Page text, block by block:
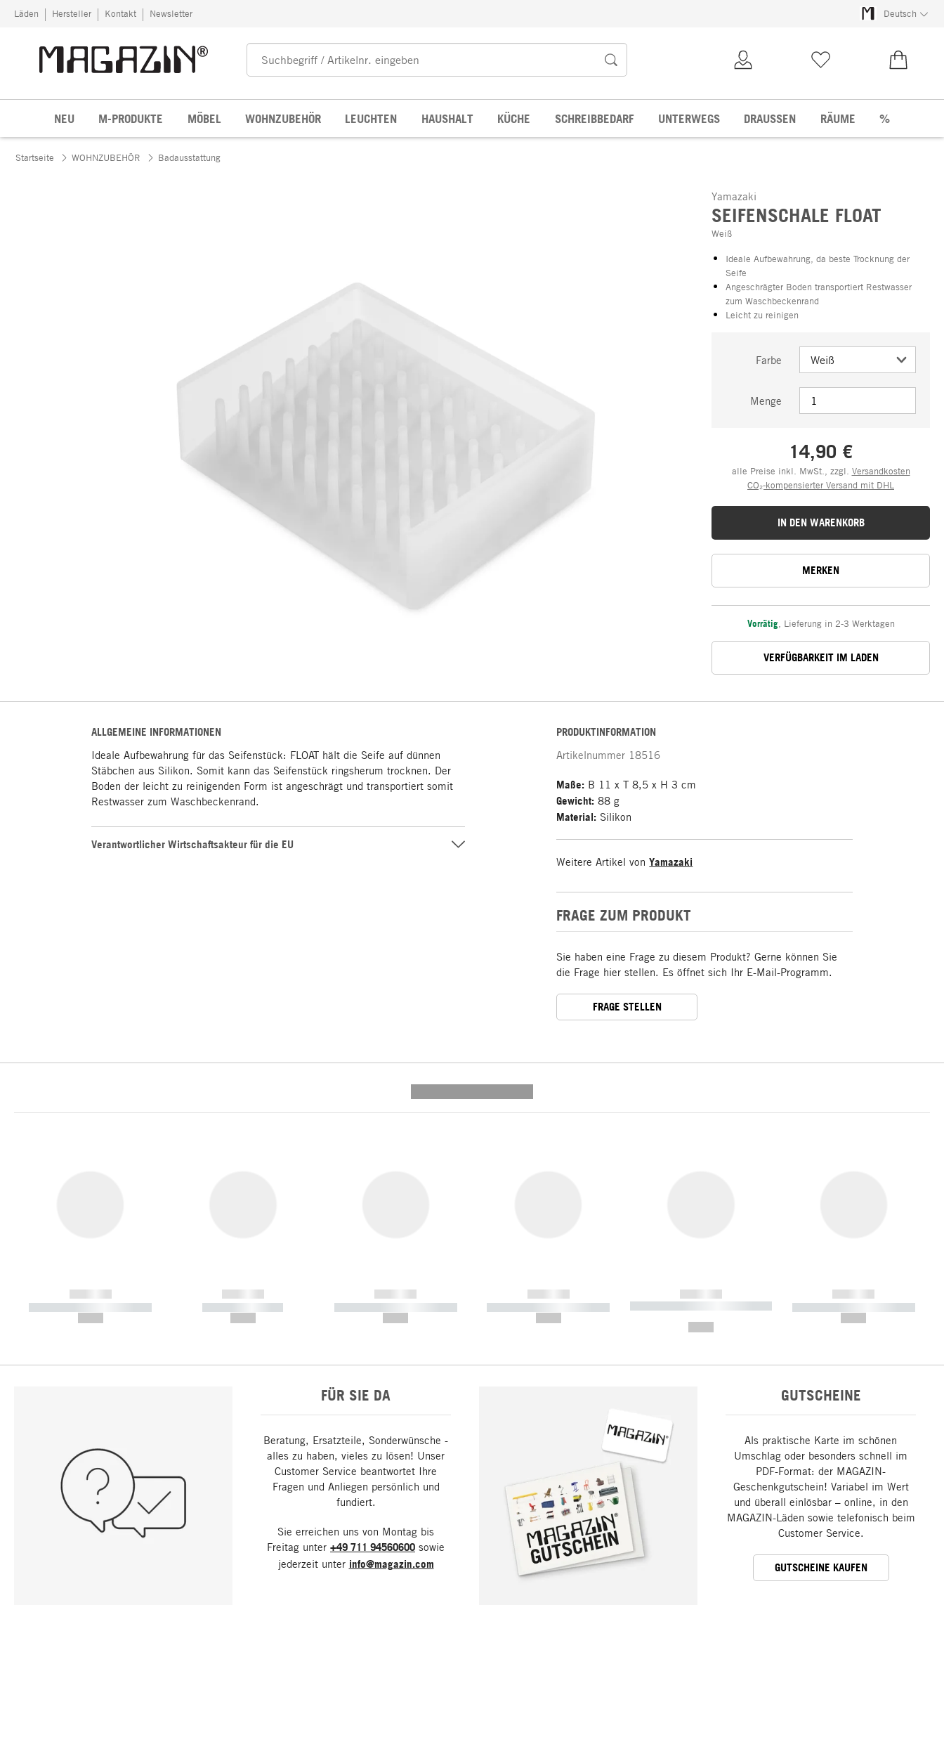
Zum Inhalt springen
Läden Hersteller Kontakt Newsletter Deutsch
NEU M-PRODUKTE MÖBEL WOHNZUBEHÖR LEUCHTEN HAUSHALT KÜCHE SCHREIBBEDARF UNTERWEGS DRAUSSEN RÄUME %
Startseite WOHNZUBEHÖR Badausstattung
Yamazaki
SEIFENSCHALE FLOAT
Weiß
Ideale Aufbewahrung, da beste Trocknung der
Seife
Angeschrägter Boden transportiert Restwasser
zum Waschbeckenrand
Leicht zu reinigen
Farbe
Menge
14,90 €
alle Preise inkl. MwSt., zzgl. Versandkosten
CO₂-kompensierter Versand mit DHL
IN DEN WARENKORB
MERKEN
Vorrätig, Lieferung in 2-3 Werktagen
VERFÜGBARKEIT IM LADEN
ALLGEMEINE INFORMATIONEN
Ideale Aufbewahrung für das Seifenstück: FLOAT hält die Seife auf dünnen
Stäbchen aus Silikon. Somit kann das Seifenstück ringsherum trocknen. Der
Boden der leicht zu reinigenden Form ist angeschrägt und transportiert somit
Restwasser zum Waschbeckenrand.
Verantwortlicher Wirtschaftsakteur für die EU
PRODUKTINFORMATION
Artikelnummer 18516
Maße: B 11 x T 8,5 x H 3 cm
Gewicht: 88 g
Material: Silikon
Weitere Artikel von Yamazaki
FRAGE ZUM PRODUKT
Sie haben eine Frage zu diesem Produkt? Gerne können Sie
die Frage hier stellen. Es öffnet sich Ihr E-Mail-Programm.
FRAGE STELLEN
------------
----------- ----------- -----------
------------
----------- -----------
------------
----------- ----------- -----------
------------
----------- ----------- -----------
------------
----------- ----------- ----------- ----
------------
----------- ----------- -----------
FÜR SIE DA
Beratung, Ersatzteile, Sonderwünsche -
alles zu haben, vieles zu lösen! Unser
Customer Service beantwortet Ihre
Fragen und Anliegen persönlich und
fundiert.
Sie erreichen uns von Montag bis
Freitag unter +49 711 94560600 sowie
jederzeit unter info@magazin.com
GUTSCHEINE
Als praktische Karte im schönen
Umschlag oder besonders schnell im
PDF-Format: der MAGAZIN-
Geschenkgutschein! Variabel im Wert
und überall einlösbar – online, in den
MAGAZIN-Läden sowie telefonisch beim
Customer Service.
GUTSCHEINE KAUFEN